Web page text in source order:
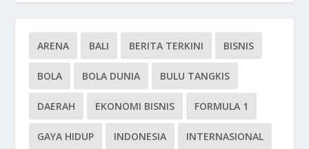
ARENA BALI BERITA TERKINI BISNIS
BOLA BOLA DUNIA BULU TANGKIS
DAERAH EKONOMI BISNIS FORMULA 1
GAYA HIDUP INDONESIA INTERNASIONAL